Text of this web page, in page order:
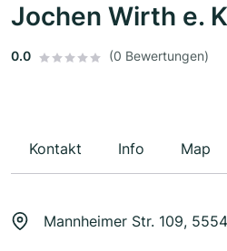
Jochen Wirth e.
0.0 (0 Bewertungen)
Kontakt Info Map
Mannheimer Str. 109,